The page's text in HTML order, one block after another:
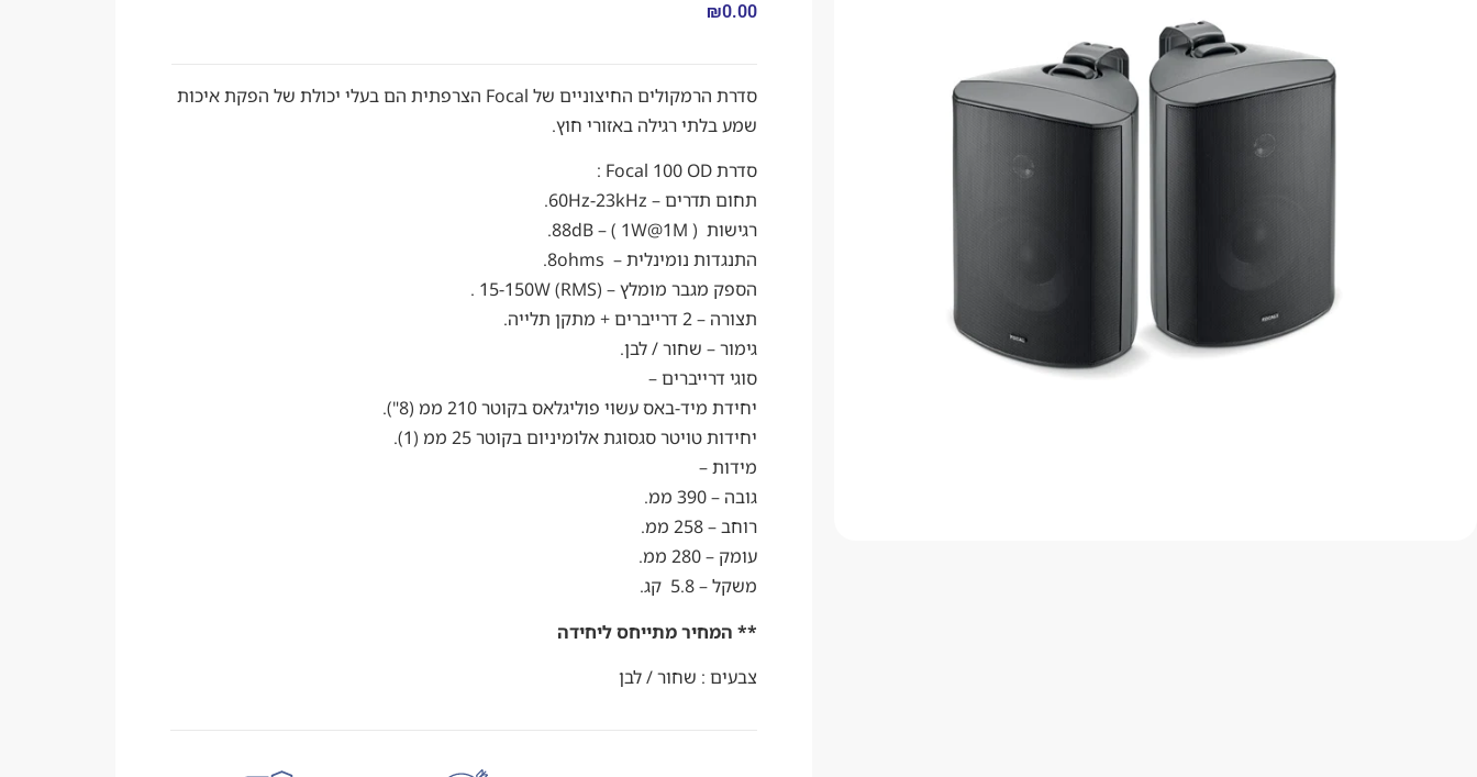
₪0.00
סדרת הרמקולים החיצוניים של Focal הצרפתית הם בעלי יכולת של הפקת איכות
שמע בלתי רגילה באזורי חוץ.
סדרת Focal 100 OD :
תחום תדרים – 60Hz-23kHz.
רגישות ( 88dB – ( 1W@1M.
התנגדות נומינלית – 8ohms.
הספק מגבר מומלץ – (15-150W (RMS .
תצורה – 2 דרייברים + מתקן תלייה.
גימור – שחור / לבן.
סוגי דרייברים –
יחידת מיד-באס עשוי פוליגלאסבקוטר 210 ממ (8").
יחידות טויטר סגסוגת אלומיניוםבקוטר 25 ממ (1).
מידות –
גובה – 390 ממ.
רוחב – 258 ממ.
עומק – 280 ממ.
משקל – 5.8 קג.
** המחיר מתייחס ליחידה
צבעים : שחור / לבן